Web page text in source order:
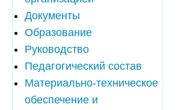
Документы
Образование
Руководство
Педагогический состав
Материально-техническое
обеспечение и